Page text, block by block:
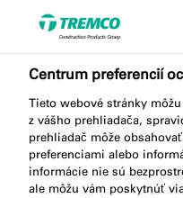
Nájsť distribútora
PR007
Centrum preferencií
Tieto webové stránky
z vášho prehliadača,
prehliadač môže
preferenciami alebo
informácie nie sú
ale môžu vám poskytnúť